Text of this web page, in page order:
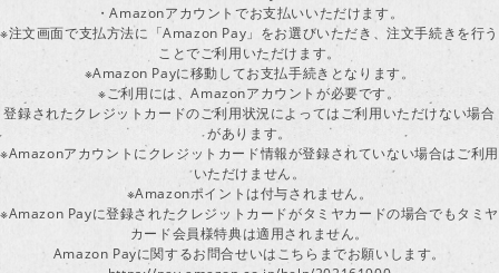
・Amazonアカウントでお支払いいただけます。
※注文画面で支払方法に「Amazon Pay」をお選びいただき、注文手続きを行う
ことでご利用いただけます。
※Amazon Payに移動してお支払手続きとなります。
※ご利用には、Amazonアカウントが必要です。
登録されたクレジットカードのご利用状況によってはご利用いただけない場合
があります。
※Amazonアカウントにクレジットカード情報が登録されていない場合はご利用
いただけません。
※Amazonポイントは付与されません。
※Amazon Payに登録されたクレジットカードがタミヤカードの場合でもタミヤ
カード会員様特典は適用されません。
Amazon Payに関するお問合せいはこちらまでお願いします。